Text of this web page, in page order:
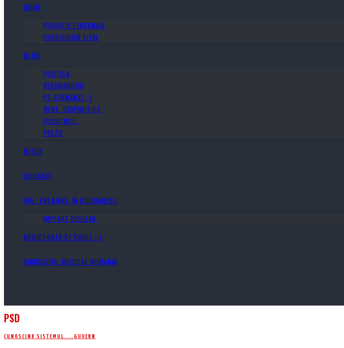
HOME
PROIECTE PERSONALE
CURRICULUM VITAE
BLOG
POLITICA
RECOMANDARI
PT GURMANZI :-)
NEWS. GEOPOLITICA.
FIULUI MEU…
POEZIE
MEDIA
CONTACT
ORL. ENT&HNS. IN BUCHAREST.
IMPLANT COHLEAR.
MEDICI GATA DE ORICE ;-)
SINDICATUL MEDICAL ROMANIA
PSD
CUNOSCIND SISTEMUL.... GUVERN